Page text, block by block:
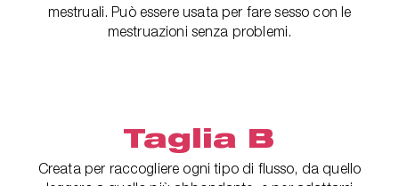
mestruali. Può essere usata per fare sesso con le
mestruazioni senza problemi.
Taglia B
Creata per raccogliere ogni tipo di flusso, da quello